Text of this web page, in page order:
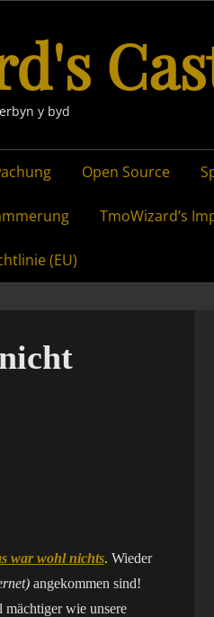
y byd
Open Source
TmoWizard’s
(EU)
war wohl nichts. Wieder
angekommen sind!
wie unsere